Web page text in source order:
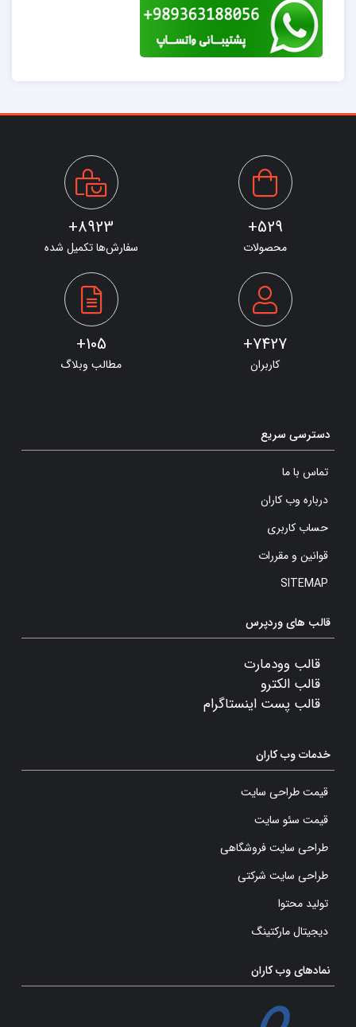
529+
محصولات
8923+
سفارش‌ها تکمیل شده
7427+
کاربران
105+
مطالب وبلاگ
دسترسی سریع
تماس با ما
درباره وب کاران
حساب کاربری
قوانین و مقررات
SITEMAP
قالب های وردپرس
قالب وودمارت
قالب الکترو
قالب پست اینستاگرام
خدمات وب کاران
قیمت طراحی سایت
قیمت سئو سایت
طراحی سایت فروشگاهی
طراحی سایت شرکتی
تولید محتوا
دیجیتال مارکتینگ
نمادهای وب کاران